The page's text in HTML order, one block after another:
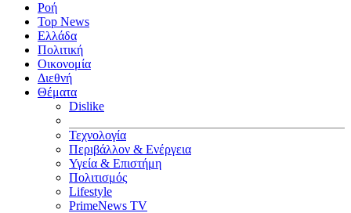
Ροή
Top News
Ελλάδα
Πολιτική
Οικονομία
Διεθνή
Θέματα
Dislike
Τεχνολογία
Περιβάλλον & Ενέργεια
Υγεία & Επιστήμη
Πολιτισμός
Lifestyle
PrimeNews TV